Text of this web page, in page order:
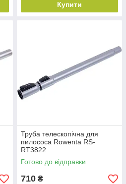
Купити
Труба телескопічна для
пилососа Rowenta RS-
RT3822
Готово до відправки
710 ₴